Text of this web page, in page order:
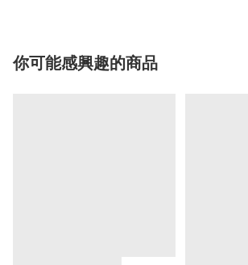
你可能感興趣的商品